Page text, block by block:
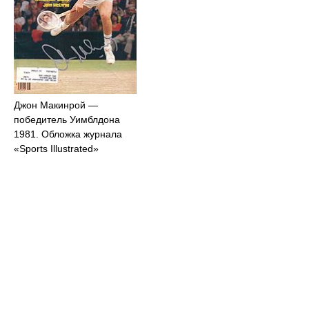
Джон Макинрой —
победитель Уимблдона
1981. Обложка журнала
«Sports Illustrated»